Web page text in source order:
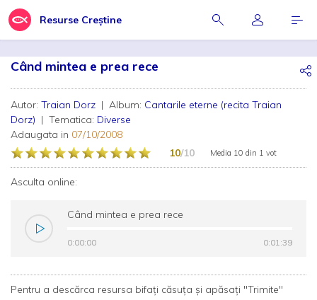
Resurse Creștine
Când mintea e prea rece
Autor: Traian Dorz | Album: Cantarile eterne (recita Traian
Dorz) | Tematica: Diverse
Adaugata in 07/10/2008
10/10 Media 10 din 1 vot
Asculta online:
Când mintea e prea rece
0:00:00 0:01:39
0:00:00 0:01:39
Pentru a descărca resursa bifați căsuța și apăsați "Trimite"